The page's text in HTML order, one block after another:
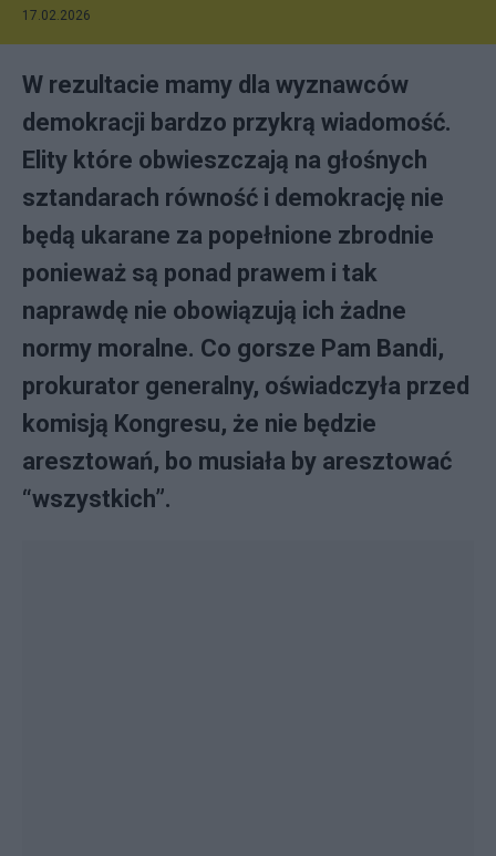
17.02.2026
W rezultacie mamy dla wyznawców
demokracji bardzo przykrą wiadomość.
Elity które obwieszczają na głośnych
sztandarach równość i demokrację nie
będą ukarane za popełnione zbrodnie
ponieważ są ponad prawem i tak
naprawdę nie obowiązują ich żadne
normy moralne. Co gorsze Pam Bandi,
prokurator generalny, oświadczyła przed
komisją Kongresu, że nie będzie
aresztowań, bo musiała by aresztować
“wszystkich”.